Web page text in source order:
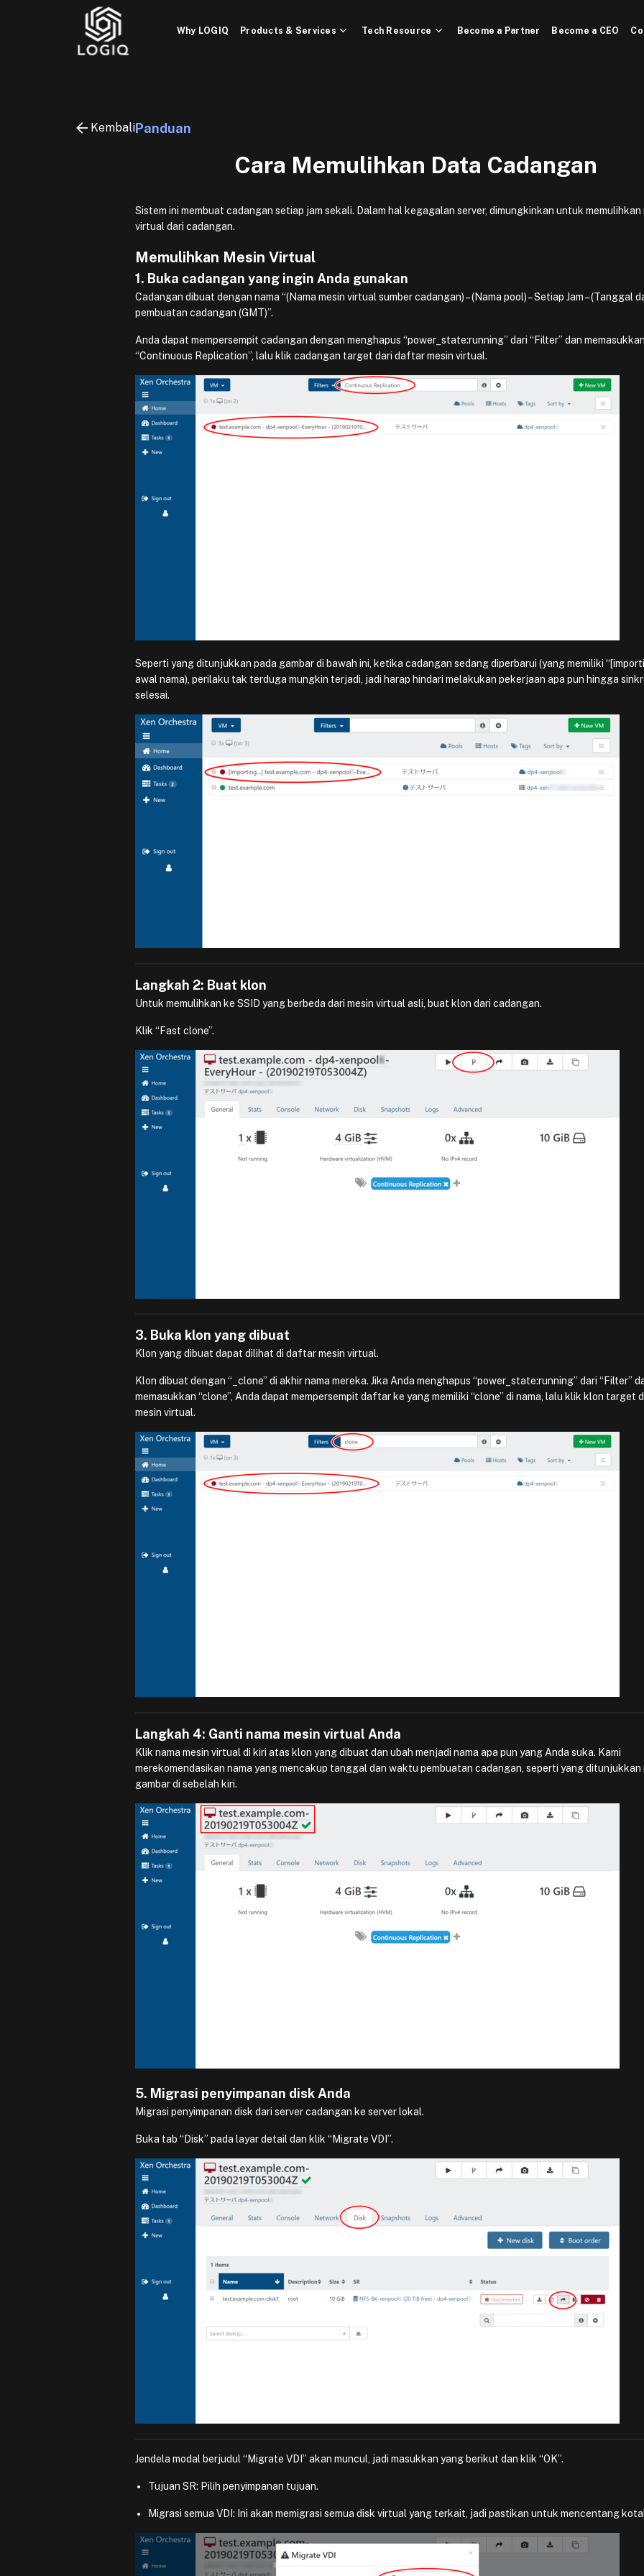
Why LOGIQ Products & Services Tech Resource Become a Partner Become a CEO
KembaliPanduan
Cara Memulihkan Data Cadangan
Sistem ini membuat cadangan setiap jam sekali. Dalam hal kegagalan server, dimungkinkan untuk memulihkan
virtual dari cadangan.
Memulihkan Mesin Virtual
1. Buka cadangan yang ingin Anda gunakan
Cadangan dibuat dengan nama “(Nama mesin virtual sumber cadangan) – (Nama pool) – Setiap Jam – (Tanggal
pembuatan cadangan (GMT)”.
Anda dapat mempersempit cadangan dengan menghapus “power_state:running” dari “Filter” dan
“Continuous Replication”, lalu klik cadangan target dari daftar mesin virtual.
Seperti yang ditunjukkan pada gambar di bawah ini, ketika cadangan sedang diperbarui (yang memiliki
awal nama), perilaku tak terduga mungkin terjadi, jadi harap hindari melakukan pekerjaan apa pun hingga
selesai.
Langkah 2: Buat klon
Untuk memulihkan ke SSID yang berbeda dari mesin virtual asli, buat klon dari cadangan.
Klik “Fast clone”.
3. Buka klon yang dibuat
Klon yang dibuat dapat dilihat di daftar mesin virtual.
Klon dibuat dengan “_clone” di akhir nama mereka. Jika Anda menghapus “power_state:running” dari “Filter”
memasukkan “clone”, Anda dapat mempersempit daftar ke yang memiliki “clone” di nama, lalu klik klon target
mesin virtual.
Langkah 4: Ganti nama mesin virtual Anda
Klik nama mesin virtual di kiri atas klon yang dibuat dan ubah menjadi nama apa pun yang Anda suka. Kami
merekomendasikan nama yang mencakup tanggal dan waktu pembuatan cadangan, seperti yang ditunjukkan
gambar di sebelah kiri.
5. Migrasi penyimpanan disk Anda
Migrasi penyimpanan disk dari server cadangan ke server lokal.
Buka tab “Disk” pada layar detail dan klik “Migrate VDI”.
Jendela modal berjudul “Migrate VDI” akan muncul, jadi masukkan yang berikut dan klik “OK”.
Tujuan SR: Pilih penyimpanan tujuan.
Migrasi semua VDI: Ini akan memigrasi semua disk virtual yang terkait, jadi pastikan untuk mencentang